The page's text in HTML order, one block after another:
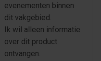
evenementen binnen
dit vakgebied.
Ik wil alleen informatie
over dit product
ontvangen.